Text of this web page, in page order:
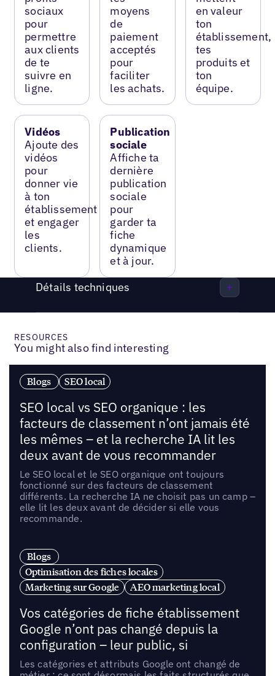
sociaux
pour
permettre
aux clients
de te
suivre en
ligne.
moyens
de
paiement
acceptés
pour
faciliter
les achats.
en valeur
ton
établissement,
tes
produits et
ton
équipe.
Vidéos
Ajoute des
vidéos
pour
donner vie
à ton
établissement
et engager
les
clients.
Publication
sociale
Affiche ta
dernière
publication
sociale
pour
garder ta
fiche
dynamique
et à jour.
Détails techniques
RESOURCES
You might also find interesting
Blogs SEO local
SEO local vs SEO organique : les
facteurs de classement n’ont jamais été
les mêmes – et la recherche IA lit les
deux avant de vous recommander
Le SEO local et le SEO organique ont toujours
fonctionné sur des facteurs de classement
différents. La recherche IA ne choisit pas un camp –
elle lit les deux avant de décider si elle vous
recommande.
Blogs
Optimisation des fiches locales
Marketing sur Google
AEO marketing local
Vos catégories de fiche établissement
Google n’ont pas changé depuis la
configuration – leur public, si
Les catégories et attributs Google ont changé de